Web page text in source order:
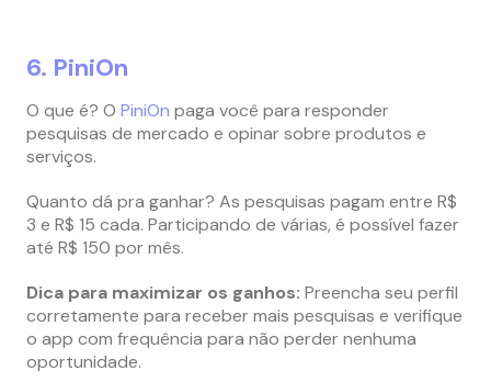
6. PiniOn
O que é? O PiniOn paga você para responder
pesquisas de mercado e opinar sobre produtos e
serviços.
Quanto dá pra ganhar? As pesquisas pagam entre R$
3 e R$ 15 cada. Participando de várias, é possível fazer
até R$ 150 por mês.
Dica para maximizar os ganhos: Preencha seu perfil
corretamente para receber mais pesquisas e verifique
o app com frequência para não perder nenhuma
oportunidade.